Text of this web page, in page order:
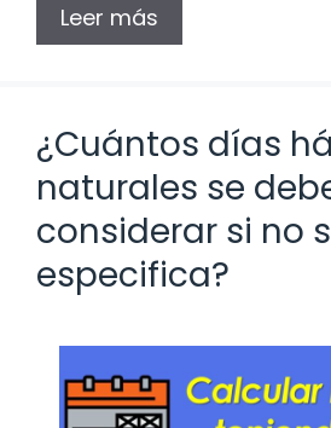
Leer más
¿Cuántos días
naturales se
considerar si no
especifica?